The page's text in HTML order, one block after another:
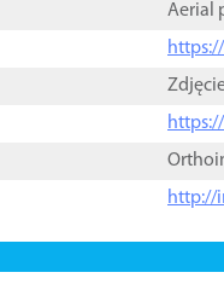
Aerial
http://